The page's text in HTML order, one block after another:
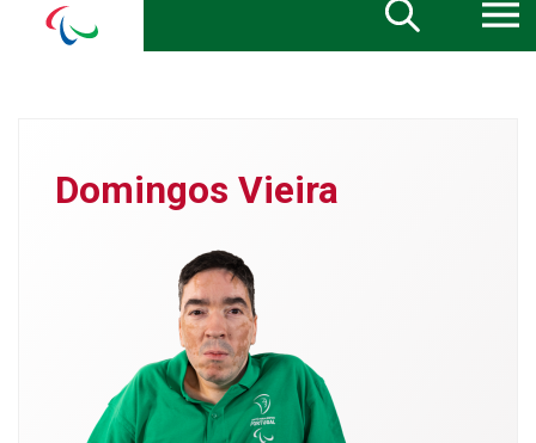
Portugal
Domingos Vieira